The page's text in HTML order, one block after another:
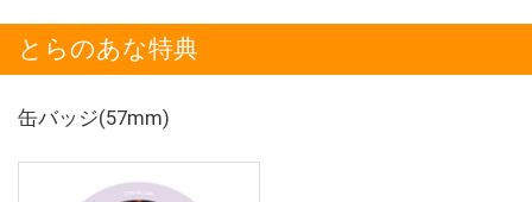
とらのあな特典
缶バッジ(57mm)